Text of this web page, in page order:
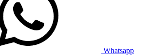
Whatsapp